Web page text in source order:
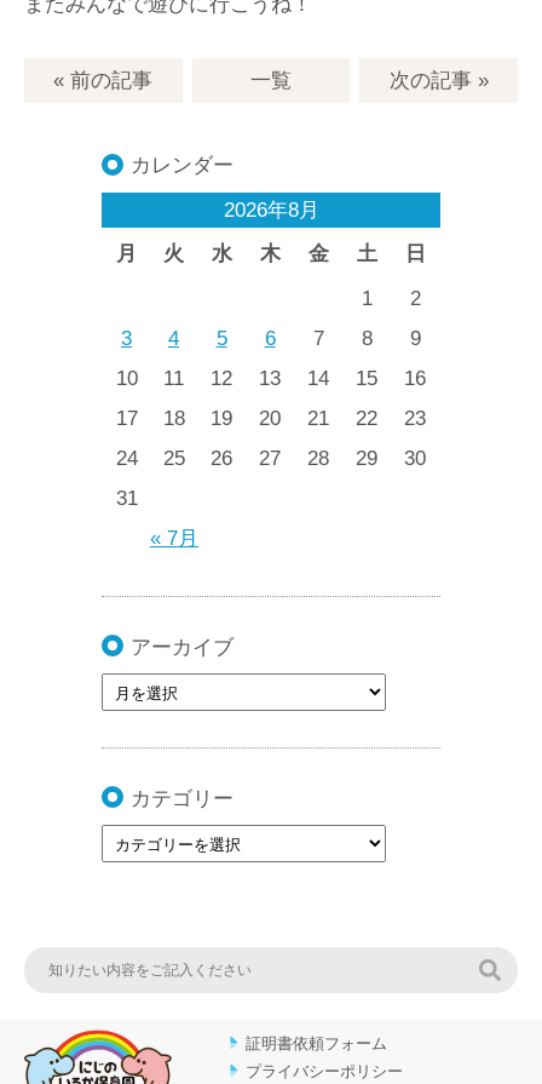
« 前の記事 一覧 次の記事»
カレンダー
2026年8月
月
火 水 木 金 土 日
« 7月
1
2
3
4 5 6 7 8
9
10
11 12 13 14 15
16
17
18 19 20 21 22
23
24
25 26 27 28 29
30
31
アーカイブ
カテゴリー
証明書依頼フォーム
プライバシーポリシー